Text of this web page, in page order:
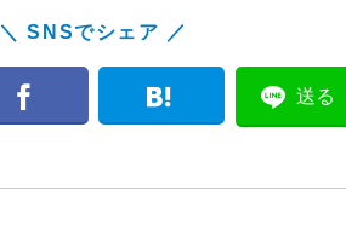
＼ SNSでシェア ／
送る